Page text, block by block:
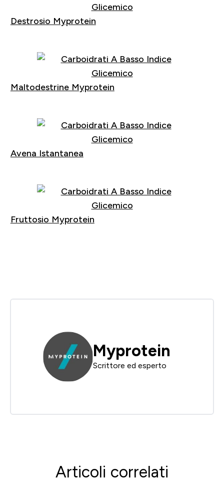
Destrosio Myprotein
Maltodestrine Myprotein
Avena Istantanea
Fruttosio Myprotein
Myprotein
Scrittore ed esperto
Articoli correlati